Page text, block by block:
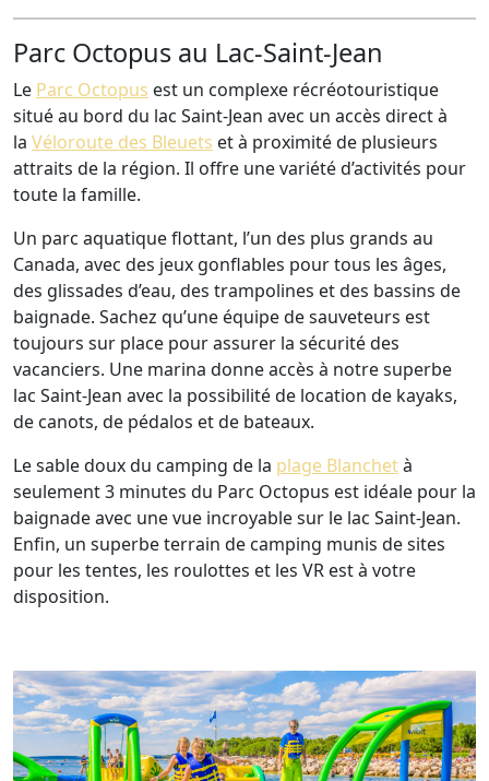
Parc Octopus au Lac-Saint-Jean
Le Parc Octopus est un complexe récréotouristique
situé au bord du lac Saint-Jean avec un accès direct à
la Véloroute des Bleuets et à proximité de plusieurs
attraits de la région. Il offre une variété d’activités pour
toute la famille.
Un parc aquatique flottant, l’un des plus grands au
Canada, avec des jeux gonflables pour tous les âges,
des glissades d’eau, des trampolines et des bassins de
baignade. Sachez qu’une équipe de sauveteurs est
toujours sur place pour assurer la sécurité des
vacanciers. Une marina donne accès à notre superbe
lac Saint-Jean avec la possibilité de location de kayaks,
de canots, de pédalos et de bateaux.
Le sable doux du camping de la plage Blanchetà
seulement 3 minutes du Parc Octopus est idéale pour la
baignade avec une vue incroyable sur le lac Saint-Jean.
Enfin, un superbe terrain de camping munis de sites
pour les tentes, les roulottes et les VR est à votre
disposition.